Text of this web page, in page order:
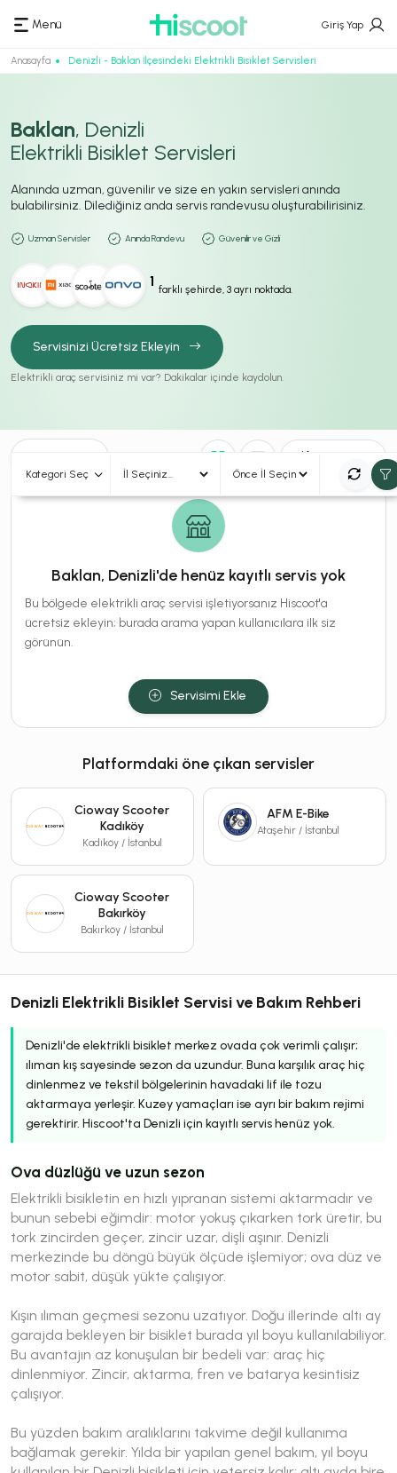
Menü Giriş Yap
Anasayfa Denizli - Baklan İlçesindeki Elektrikli Bisiklet Servisleri
Baklan, Denizli
Elektrikli Bisiklet Servisleri
Alanında uzman, güvenilir ve size en yakın servisleri anında
bulabilirsiniz. Dilediğiniz anda servis randevusu oluşturabilirisiniz.
Uzman Servisler Anında Randevu Güvenilir ve Gizli
1 farklı şehirde, 3 ayrı noktada.
Servisinizi Ücretsiz Ekleyin
Elektrikli araç servisiniz mi var? Dakikalar içinde kaydolun.
Kategori Seç
Baklan, Denizli'de henüz kayıtlı servis yok
Bu bölgede elektrikli araç servisi işletiyorsanız Hiscoot'a
ücretsiz ekleyin; burada arama yapan kullanıcılara ilk siz
görünün.
Servisimi Ekle
Platformdaki öne çıkan servisler
Cioway Scooter
Kadıköy
Kadıköy / İstanbul
AFM E-Bike
Ataşehir / İstanbul
Cioway Scooter
Bakırköy
Bakırköy / İstanbul
Denizli Elektrikli Bisiklet Servisi ve Bakım Rehberi
Denizli'de elektrikli bisiklet merkez ovada çok verimli çalışır;
ılıman kış sayesinde sezon da uzundur. Buna karşılık araç hiç
dinlenmez ve tekstil bölgelerinin havadaki lif ile tozu
aktarmaya yerleşir. Kuzey yamaçları ise ayrı bir bakım rejimi
gerektirir. Hiscoot'ta Denizli için kayıtlı servis henüz yok.
Ova düzlüğü ve uzun sezon
Elektrikli bisikletin en hızlı yıpranan sistemi aktarmadır ve
bunun sebebi eğimdir: motor yokuş çıkarken tork üretir, bu
tork zincirden geçer, zincir uzar, dişli aşınır. Denizli
merkezinde bu döngü büyük ölçüde işlemiyor; ova düz ve
motor sabit, düşük yükte çalışıyor.
Kışın ılıman geçmesi sezonu uzatıyor. Doğu illerinde altı ay
garajda bekleyen bir bisiklet burada yıl boyu kullanılabiliyor.
Bu avantajın az konuşulan bir bedeli var: araç hiç
dinlenmiyor. Zincir, aktarma, fren ve batarya kesintisiz
çalışıyor.
Bu yüzden bakım aralıklarını takvime değil kullanıma
bağlamak gerekir. Yılda bir yapılan genel bakım, yıl boyu